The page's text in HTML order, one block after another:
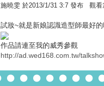
施曉雯 於2013/1/31 3:7 發布 觀
試妝~就是新娘認識造型師最好
作品請連至我的威秀參觀
http://ad.wed168.com.tw/